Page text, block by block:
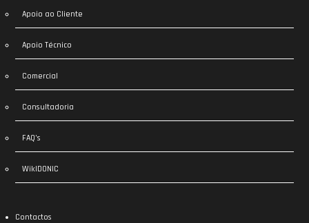
Apoio ao Cliente
Apoio Técnico
Comercial
Consultadoria
FAQ’s
WikIDONIC
Contactos